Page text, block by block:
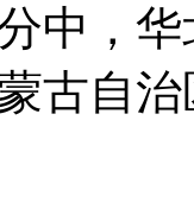
中，
古自